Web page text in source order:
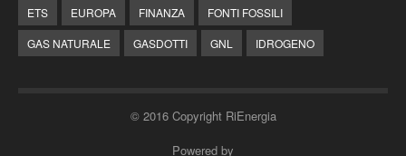
ETS
EUROPA FINANZA
FONTI FOSSILI
GAS NATURALE
GASDOTTI GNL IDROGENO
© 2016 Copyright RiEnergia
Powered by